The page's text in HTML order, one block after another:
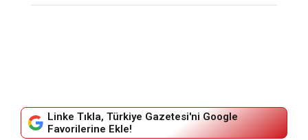
Linke Tıkla, Türkiye Gazetesi'ni Google
Favorilerine Ekle!